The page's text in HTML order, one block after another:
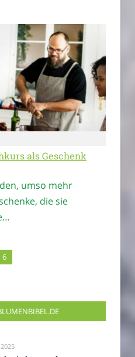
als Geschenk
umso mehr
die sie
6